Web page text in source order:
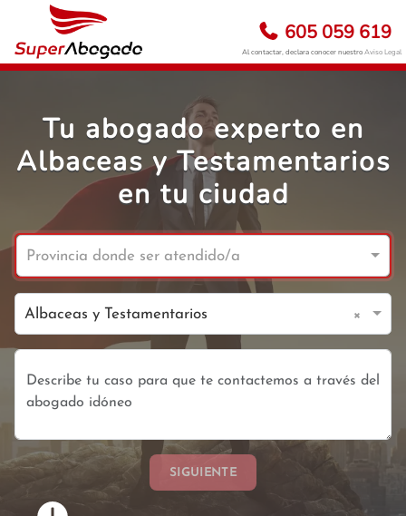
605 059 619
Al contactar, declara conocer nuestroAviso Legal
Tu abogado experto en
Albaceas y Testamentarios
en tu ciudad
Provincia donde ser atendido/a
Albaceas y Testamentarios ×
SIGUIENTE